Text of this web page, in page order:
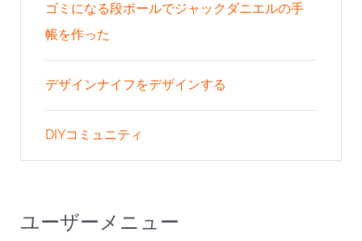
ゴミになる段ボールでジャックダニエルの手
帳を作った
デザインナイフをデザインする
DIYコミュニティ
ユーザーメニュー